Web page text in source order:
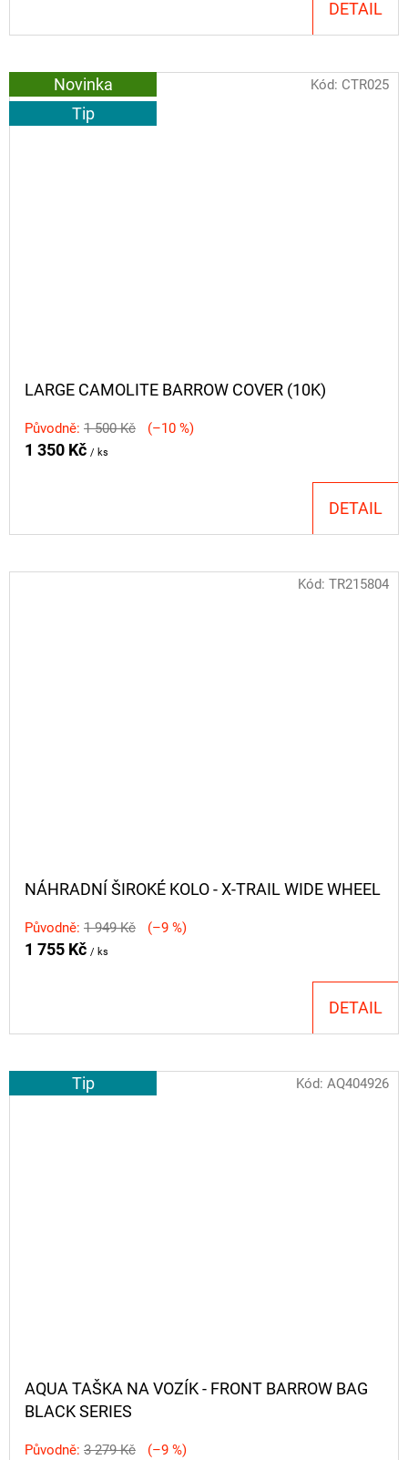
DETAIL
Novinka
Tip
LARGE CAMOLITE BARROW COVER (10K)
Původně: 1 500 Kč (–10 %)
1 350 Kč / ks
DETAIL
Kód: CTR025
NÁHRADNÍ ŠIROKÉ KOLO - X-TRAIL WIDE WHEEL
Původně: 1 949 Kč (–9 %)
1 755 Kč / ks
DETAIL
Kód: TR215804
Tip
AQUA TAŠKA NA VOZÍK - FRONT BARROW BAG
BLACK SERIES
Původně: 3 279 Kč (–9 %)
Kód: AQ404926